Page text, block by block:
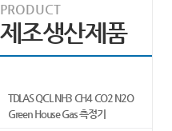
PRODUCT
제조생산제품
TDLAS QCL NH3 CH4 CO2 N2O
Green House Gas 측정기